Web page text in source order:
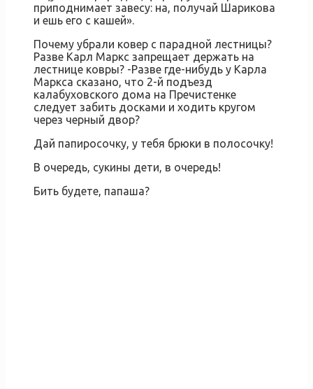
приподнимает завесу: на, получай Шарикова
и ешь его с кашей».
Почему убрали ковер с парадной лестницы?
Разве Карл Маркс запрещает держать на
лестнице ковры? -Разве где-нибудь у Карла
Маркса сказано, что 2-й подъезд
калабуховского дома на Пречистенке
следует забить досками и ходить кругом
через черный двор?
Дай папиросочку, у тебя брюки в полосочку!
В очередь, сукины дети, в очередь!
Бить будете, папаша?